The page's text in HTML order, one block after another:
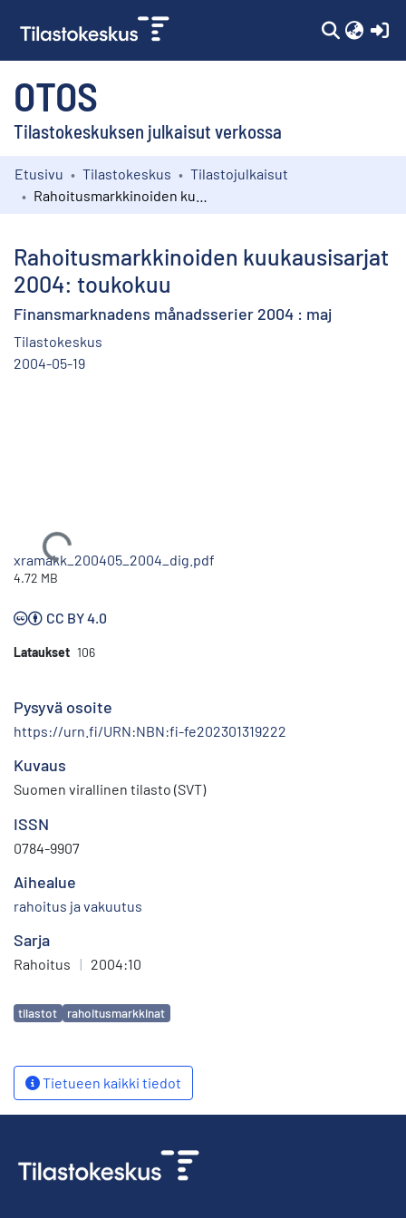
OTOS
Tilastokeskuksen julkaisut verkossa
Kokoelmat
Etusivu Tilastokeskus
Tilastojulkaisut
Rahoitusmarkkinoiden kuukausisarjat
2004: toukokuu
Finansmarknadens månadsserier 2004 : maj
Tilastokeskus
2004-05-19
Ladataan...
xramakk_200405_2004_dig.pdf
4.72 MB
CC BY 4.0
Lataukset 106
Pysyvä osoite
https://urn.fi/URN:NBN:fi-fe202301319222
Kuvaus
Suomen virallinen tilasto (SVT)
ISSN
0784-9907
Aihealue
rahoitus ja vakuutus
Sarja
Rahoitus | 2004:10
Avainsanat
tilastot rahoitusmarkkinat
Tietueen kaikki tiedot